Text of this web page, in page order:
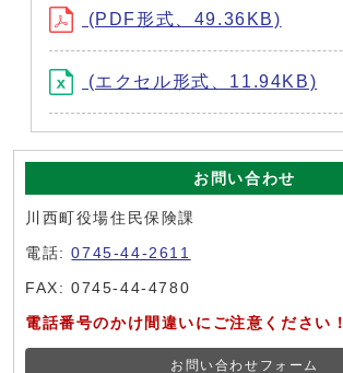
(PDF形式、49.36KB)
(エクセル形式、11.94KB)
お問い合わせ
川西町役場住民保険課
電話:0745-44-2611
FAX: 0745-44-4780
電話番号のかけ間違いにご注意ください！
お問い合わせフォーム